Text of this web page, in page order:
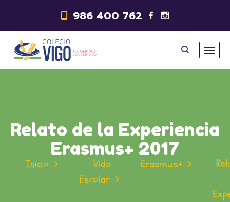
986 400 762
Relato de la Experiencia
Erasmus+ 2017
Inicio
Vida
Escolar
Erasmus+